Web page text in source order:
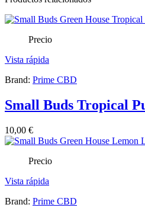
Precio
Vista rápida
Brand: Prime CBD
Small Buds Tropical
10,00 €
Precio
Vista rápida
Brand: Prime CBD